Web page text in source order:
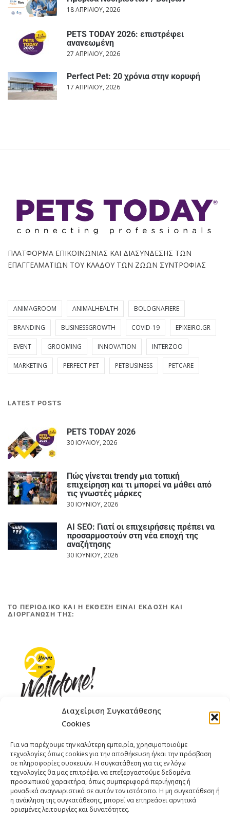
Διαχείριση Συγκατάθεσης
Cookies
Για να παρέχουμε την καλύτερη εμπειρία, χρησιμοποιούμε
τεχνολογίες όπως cookies για την αποθήκευση ή/και την πρόσβαση
σε πληροφορίες συσκευών. Η συγκατάθεση για τις εν λόγω
τεχνολογίες θα μας επιτρέψει να επεξεργαστούμε δεδομένα
προσωπικού χαρακτήρα, όπως συμπεριφορά περιήγησης ή
μοναδικά αναγνωριστικά σε αυτόν τον ιστότοπο. Η μη συγκατάθεση ή
η ανάκληση της συγκατάθεσης, μπορεί να επηρεάσει αρνητικά
ορισμένες λειτουργίες και δυνατότητες.
18 ΑΠΡΙΛΊΟΥ, 2026
PETS TODAY 2026: επιστρέφει
ανανεωμένη
27 ΑΠΡΙΛΊΟΥ, 2026
Perfect Pet: 20 χρόνια στην κορυφή
17 ΑΠΡΙΛΊΟΥ, 2026
ΠΛΑΤΦΟΡΜΑ ΕΠΙΚΟΙΝΩΝΙΑΣ ΚΑΙ ΔΙΑΣΥΝΔΕΣΗΣ ΤΩΝ
ΕΠΑΓΓΕΛΜΑΤΙΩΝ ΤΟΥ ΚΛΑΔΟΥ ΤΩΝ ΖΩΩΝ ΣΥΝΤΡΟΦΙΑΣ
ANIMAGROOM ANIMALHEALTH BOLOGNAFIERE
BRANDING BUSINESSGROWTH COVID-19 EPIXEIRO.GR
EVENT GROOMING INNOVATION INTERZOO
MARKETING PERFECT PET PETBUSINESS PETCARE
LATEST POSTS
PETS TODAY 2026
30 ΙΟΥΛΊΟΥ, 2026
Πώς γίνεται trendy μια τοπική
επιχείρηση και τι μπορεί να μάθει από
τις γνωστές μάρκες
30 ΙΟΥΝΊΟΥ, 2026
AI SEO: Γιατί οι επιχειρήσεις πρέπει να
προσαρμοστούν στη νέα εποχή της
αναζήτησης
30 ΙΟΥΝΊΟΥ, 2026
ΤΟ ΠΕΡΙΟΔΙΚΟ ΚΑΙ Η ΕΚΘΕΣΗ ΕΙΝΑΙ ΕΚΔΟΣΗ ΚΑΙ
ΔΙΟΡΓΑΝΩΣΗ ΤΗΣ:
ΤΗΛΕΦΩΝΟ: +30 211 4021758
ΚΙΝΗΤΟ: +306977 440377
EMAIL : info@welldone.com.gr